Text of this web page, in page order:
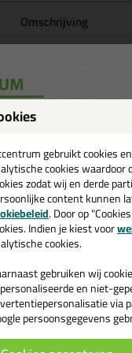
Omschrijving
je kit in een specifieke
verschillende
zoekt met
en op werkdagen
je meer weten over de
& tricks
volgende blogs wordt
Bad kitten, zo doe je dat!
Beglazingskit
De badkamer kitten?
Gietvloer kitten, zo doe
Hoe kan je kit
Hoe kies je de juiste kit
Hoe kit ik een
gebruikt cookies
cookies
zodat wij en derde
content kunnen
. Door op
Indien je kiest voor
cookies.
gebruiken wij
en niet-
via
persoonsgegevens
💚
en ontvang een
€35,-bij je eerste
de actiecode ›